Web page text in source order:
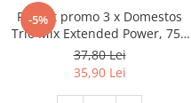
-5%
Pachet promo 3 x Domestos
Trio Mix Extended Power, 750
ml, Pine & White & Atlantic
Fresh
37,80 Lei
35,90 Lei